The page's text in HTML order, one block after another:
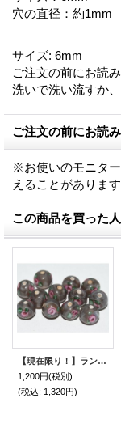
穴の直径：約1mm
サイズ: 6mm
ご注文の前にお読
洗いで洗い流すか
ご注文の前にお読
※お使いのモニタ
えることがあります
この商品を買った
【現在限り！】ランプワークビーズ 6mm グレイ
1,200円(税別)
(税込: 1,320円)